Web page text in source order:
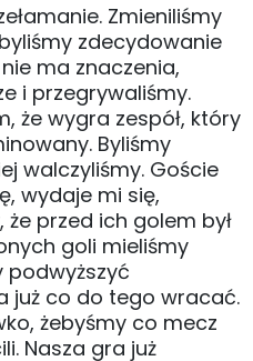
Zmieniliśmy
zdecydowanie
ma znaczenia,
i przegrywaliśmy.
że wygra zespół, który
Byliśmy
walczyliśmy. Goście
wydaje mi się,
przed ich golem był
goli mieliśmy
podwyższyć
już co do tego wracać.
żebyśmy co mecz
Nasza gra już